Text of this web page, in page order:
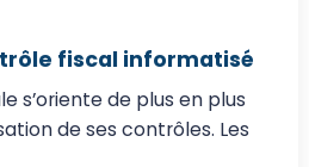
fiscal informatisé
s’oriente de plus en plus
de ses contrôles. Les